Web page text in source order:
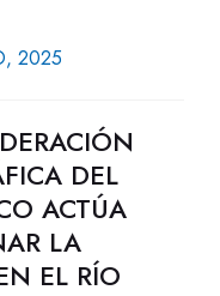
2025
DEL
ACTÚA
LA
EL RÍO